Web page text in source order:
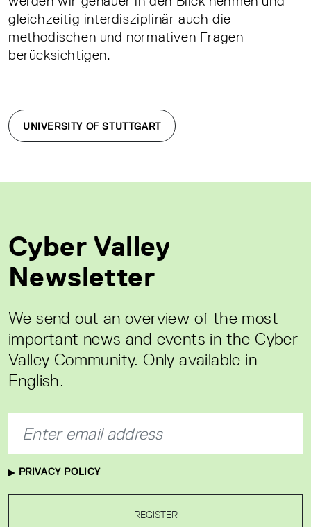
gleichzeitig interdisziplinär auch die
methodischen und normativen Fragen
berücksichtigen.
UNIVERSITY OF STUTTGART
Cyber Valley
Newsletter
We send out an overview of the most
important news and events in the Cyber
Valley Community. Only available in
English.
PRIVACY POLICY
REGISTER